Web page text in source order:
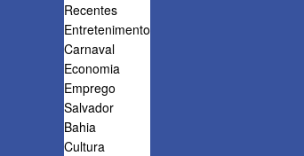
Recentes
Entretenimento
Carnaval
Economia
Emprego
Salvador
Bahia
Cultura